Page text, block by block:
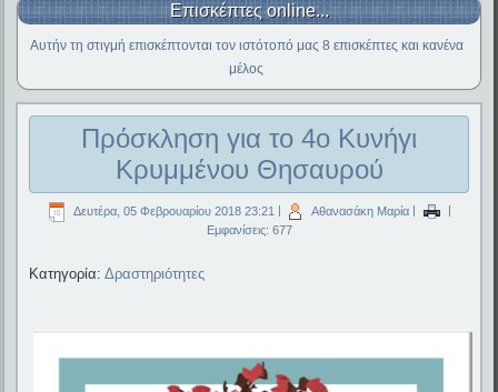
Επισκέπτες online...
Αυτήν τη στιγμή επισκέπτονται τον ιστότοπό μας 8 επισκέπτες και κανένα
μέλος
Πρόσκληση για το 4ο Κυνήγι
Κρυμμένου Θησαυρού
Δευτέρα, 05 Φεβρουαρίου 2018 23:21 Αθανασάκη Μαρία
Εμφανίσεις: 677
Κατηγορία:Δραστηριότητες